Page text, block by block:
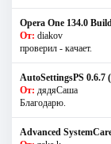
Opera One 134.0
От: diakov
проверил - качает.
AutoSettingsPS 0.6.7
От: дядяСаша
Благодарю.
Advanced